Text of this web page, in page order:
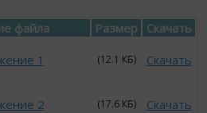
файла Размер Скачать
1
(12.1 КБ) Скачать
2 (17.6 КБ) Скачать